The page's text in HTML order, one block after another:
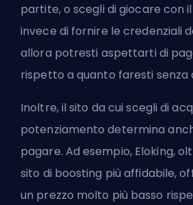
partite, o scegli di giocare con
invece di fornire le credenziali
allora potresti aspettarti di
rispetto a quanto faresti senza
Inoltre, il sito da cui scegli di
potenziamento determina
pagare. Ad esempio, Eloking,
sito di boosting più affidabile,
un prezzo molto più basso